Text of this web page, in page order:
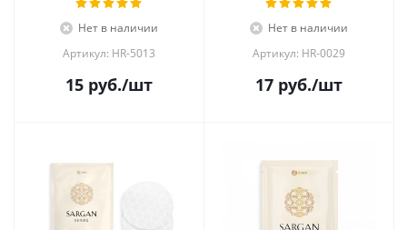
Нет в наличии
Артикул: HR-5013
15 руб./шт
Нет в наличии
Артикул: HR-0029
17 руб./шт